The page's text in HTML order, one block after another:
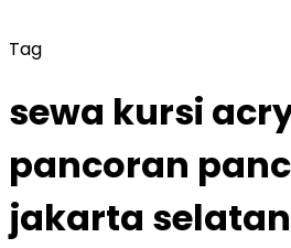
Tag
sewa kursi
pancoran
jakarta selatan